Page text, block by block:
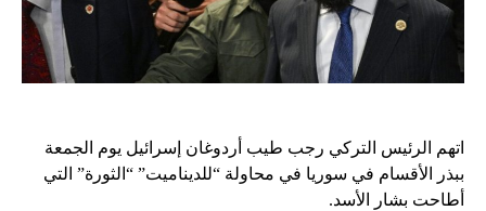
اتهم الرئيس التركي رجب طيب أردوغان إسرائيل يوم الجمعة
ببذر الأقسام في سوريا في محاولة “للديناميت” “الثورة” التي
أطاحت بشار الأسد.